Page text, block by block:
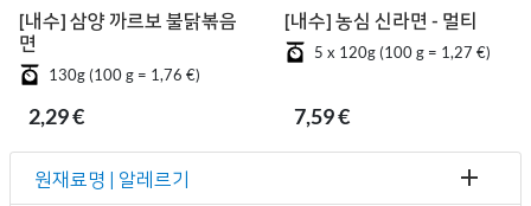
[내수] 삼양 까르보 불닭볶음
면
130g (100 g = 1,76 €)
2,29 €
[내수] 농심 신라면 - 멀티
5 x 120g (100 g = 1,27 €)
7,59 €
원재료명 | 알레르기